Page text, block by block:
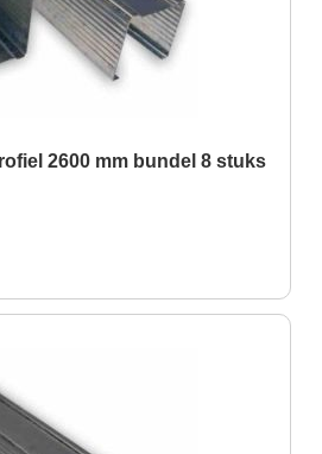
2600 mm bundel 8 stuks